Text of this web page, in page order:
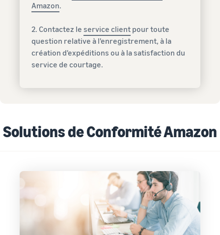
Amazon.
2. Contactez le service client pour toute
question relative à l'enregistrement, à la
création d'expéditions ou à la satisfaction du
service de courtage.
Solutions de Conformité Amazon